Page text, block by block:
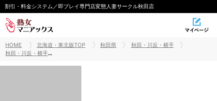
割引・料金システム／即プレイ専門店変態人妻サークル秋田店
HOME 北海道・東北版TOP 秋田県
秋田・川反・横手
秋田・川反・横手出張・デリヘル